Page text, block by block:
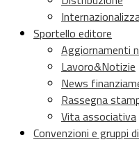
Sportello editore
Aggiornamenti
Lavoro&Notizie
News
Rassegna
Vita associativa
Convenzioni e gruppi